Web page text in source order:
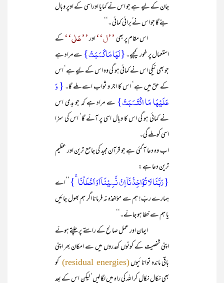
جان کے لیے ہے جو اس نے کمایا اوراسی کے اوپر وبال
بنے گا جو اس نے ُبرائی کمائی ۔‘‘
اس مقام پر بھی’’ل‘‘اور’’عَلٰی‘‘کے
استعمال پر غور کیجیے۔{ لَہَا مَا کَسَبَتۡ}سے مراد ہے
جو بھی نیکی اس نے کمائی ہو گی وہ اس کے لیے ہے‘ اس
کے حق میں ہے‘ اس کا اجر و ثواب اسے ملے گا۔{ وَ
عَلَیۡہَا مَا اکۡتَسَبَتۡ}سے مراد ہے کہ جو بدی اس
نے کمائی ہو گی اس کا وبال اسی پر آئے گا‘ اس کی سزا
اسی کو ملے گی۔
اب وہ دعا آ گئی ہے جو قرآن مجید کی جامع ترین اور عظیم
ترین دعا ہے :
{ رَبَّنَا لَا تُؤَاخِذۡنَاۤ اِنۡ نَّسِیۡنَاۤ اَوۡ اَخۡطَاۡنَا ۚ} ’’اے
ہمارے ربّ! ہم سے مؤاخذہ نہ فرمانا اگر ہم بھول جائیں
یا ہم سے خطا ہو جائے۔‘‘
ایمان اور عمل صالح کے راستے پر چلتے ہوئے
اپنی شخصیت کے کونوں کھدروں میں سے امکان بھر اپنی
باقی ماندہ توانائیوں(residual energies)
کو
بھی نکال نکال کر اللہ کی راہ میں لگا لیں‘ لیکن اس کے بعد